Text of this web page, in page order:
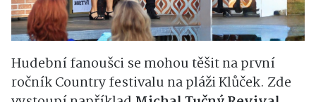
Hudební fanoušci se mohou těšit na první
ročník Country festivalu na pláži Klůček. Zde